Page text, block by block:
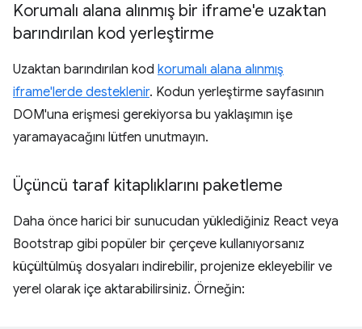
Korumalı alana alınmış bir iframe'e uzaktan
barındırılan kod yerleştirme
Uzaktan barındırılan kod korumalı alana alınmış
iframe'lerde desteklenir. Kodun yerleştirme sayfasının
DOM'una erişmesi gerekiyorsa bu yaklaşımın işe
yaramayacağını lütfen unutmayın.
Üçüncü taraf kitaplıklarını paketleme
Daha önce harici bir sunucudan yüklediğiniz React veya
Bootstrap gibi popüler bir çerçeve kullanıyorsanız
küçültülmüş dosyaları indirebilir, projenize ekleyebilir ve
yerel olarak içe aktarabilirsiniz. Örneğin: